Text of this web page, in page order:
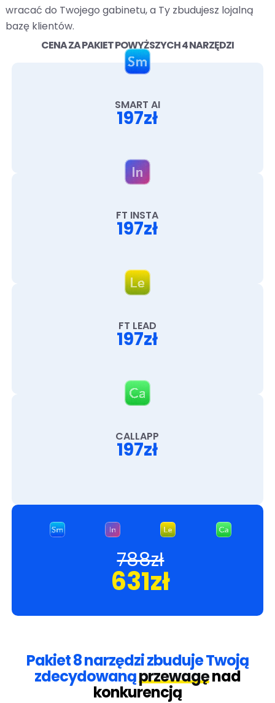
wracać do Twojego gabinetu, a Ty zbudujesz lojalną
bazę klientów.
CENA ZA PAKIET POWYŻSZYCH 4 NARZĘDZI
SMART AI
197zł
FT INSTA
197zł
FT LEAD
197zł
CALLAPP
197zł
788zł
631zł
Pakiet 8 narzędzi zbuduje Twoją
zdecydowanąprzewagęnad
konkurencją